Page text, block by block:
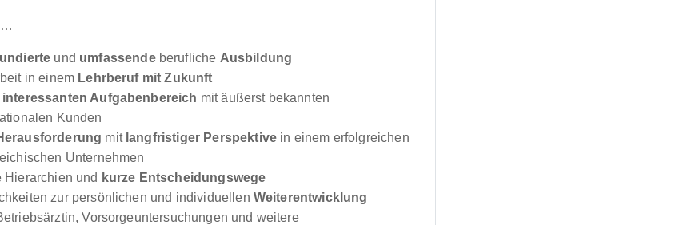
und umfassendeberufliche Ausbildung
in einem Lehrberuf mit Zukunft
interessanten Aufgabenbereich mit äußerst bekannten
Kunden
mitlangfristiger Perspektive in einem erfolgreichen
Unternehmen
Hierarchien und kurze Entscheidungswege
zur persönlichen und individuellen Weiterentwicklung
Vorsorgeuntersuchungen und weitere